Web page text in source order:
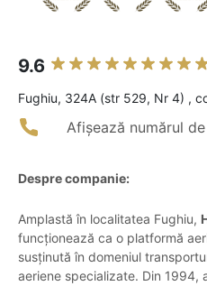
9.6
Fughiu, 324A (str 529, Nr 4) ,
Afișează numărul
Despre companie:
Amplastă în localitatea Fughiu,
funcționează ca o platformă
susținută în domeniul
aeriene specializate. Din 1994,